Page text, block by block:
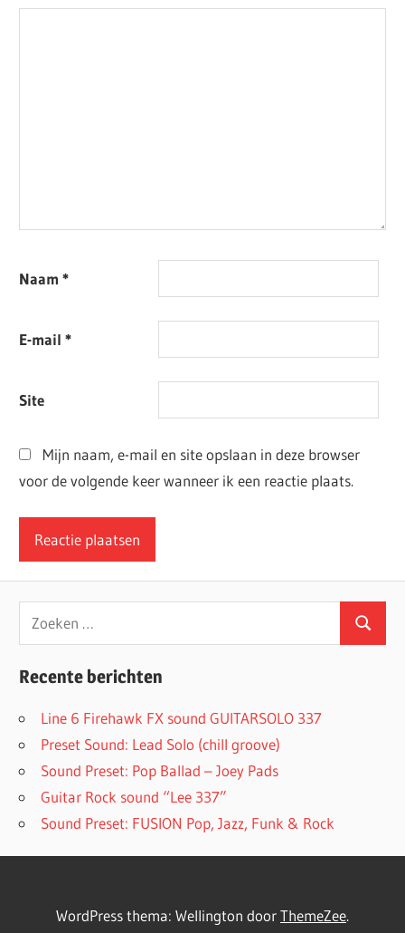
Naam*
E-mail*
Site
Mijn naam, e-mail en site opslaan in deze browser
voor de volgende keer wanneer ik een reactie plaats.
Recente berichten
Line 6 Firehawk FX sound GUITARSOLO 337
Preset Sound: Lead Solo (chill groove)
Sound Preset: Pop Ballad – Joey Pads
Guitar Rock sound “Lee 337”
Sound Preset: FUSION Pop, Jazz, Funk & Rock
WordPress thema: Wellington doorThemeZee.